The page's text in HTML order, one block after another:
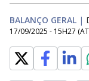
BALANÇO GERAL |
17/09/2025 - 15H27